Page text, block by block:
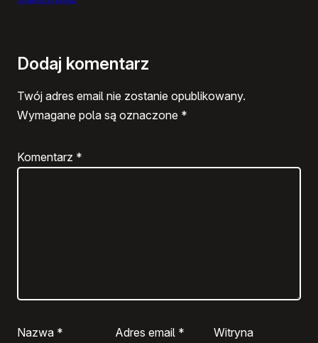
Dodaj komentarz
Twój adres email nie zostanie opublikowany.
Wymagane pola są oznaczone *
Komentarz *
Nazwa * Adres email *
Witryna